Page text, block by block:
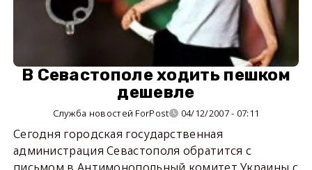
В Севастополе ходить пешком
дешевле
Служба новостей ForPost 04/12/2007 - 07:11
Сегодня городская государственная
администрация Севастополя обратится с